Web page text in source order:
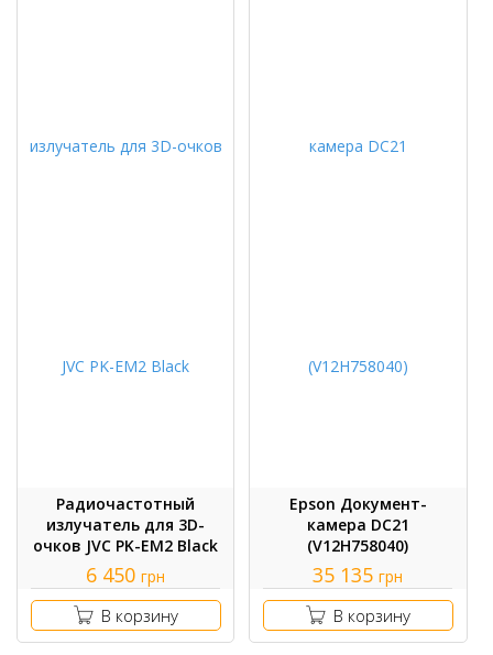
Радиочастотный
излучатель для 3D-
очков JVC PK-EM2 Black
6 450 грн
В корзину
Epson Документ-
камера DC21
(V12H758040)
35 135 грн
В корзину